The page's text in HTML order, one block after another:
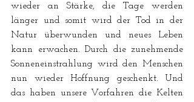
wieder an Stärke, die Tage werden
länger und somit wird der Tod in der
Natur überwunden und neues Leben
kann erwachen. Durch die zunehmende
Sonneneinstrahlung wird den Menschen
nun wieder Hoffnung geschenkt. Und
das haben unsere Vorfahren die Kelten